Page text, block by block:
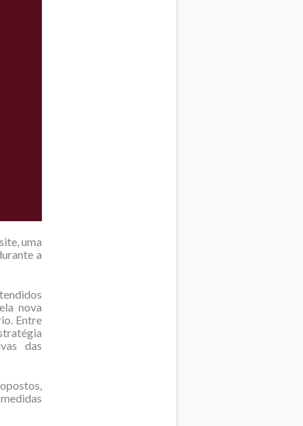
uma
a
nova
Entre
das